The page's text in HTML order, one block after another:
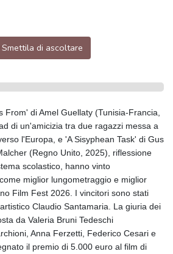
Smettila di ascoltare
From' di Amel Guellaty (Tunisia-Francia,
di un'amicizia tra due ragazzi messa a
l'Europa, e 'A Sisyphean Task' di Gus
(Regno Unito, 2025), riflessione
scolastico, hanno vinto
miglior lungometraggio e miglior
Film Fest 2026. I vincitori sono stati
Claudio Santamaria. La giuria dei
da Valeria Bruni Tedeschi
Anna Ferzetti, Federico Cesari e
il premio di 5.000 euro al film di